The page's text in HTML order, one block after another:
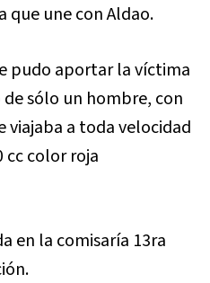
que une con Aldao.
pudo aportar la víctima
sólo un hombre, con
viajaba a toda velocidad
cc color roja
en la comisaría 13ra